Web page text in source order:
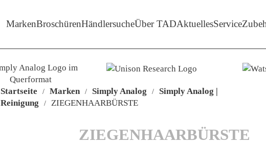
Marken
Zeige Menü-Unterpunkte von 'Marken'
BroschürenHändlersucheÜber TADAktuellesService
Startseite / Marken / Simply Analog /
Simply Analog |
Reinigung
/ ZIEGENHAARBÜRSTE
ZIEGENHAARBÜRSTE